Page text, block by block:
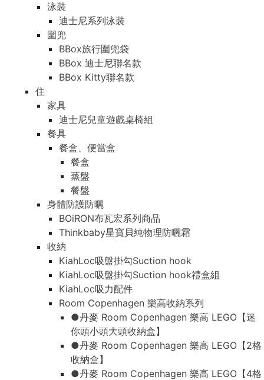
泳裝
迪士尼系列泳裝
圍兜
BBox旅行圍兜袋
BBox 迪士尼聯名款
BBox Kitty聯名款
住
家具
迪士尼兒童遊戲桌椅組
餐具
餐盒、便當盒
餐盒
蒸盤
餐盤
身體防護防曬
BOiRON布瓦宏系列商品
Thinkbaby星寶貝純物理防曬霜
收納
KiahLoc吸盤掛勾Suction hook
KiahLoc吸盤掛勾Suction hook禮盒組
KiahLoc吸力配件
Room Copenhagen 樂高收納系列
●丹麥 Room Copenhagen 樂高 LEGO【迷
你頭小頭大頭收納盒】
●丹麥 Room Copenhagen 樂高 LEGO【2格
收納盒】
●丹麥 Room Copenhagen 樂高 LEGO【4格